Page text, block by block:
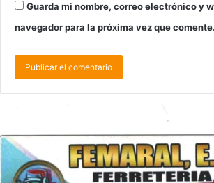
Guarda mi nombre, correo electrónico y
navegador para la próxima vez que comente.